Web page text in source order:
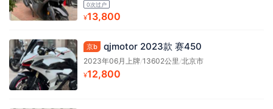
0次过户
¥13,800
京b qjmotor 2023款 赛450
2023年06月上牌/13602公里/北京市
¥12,800